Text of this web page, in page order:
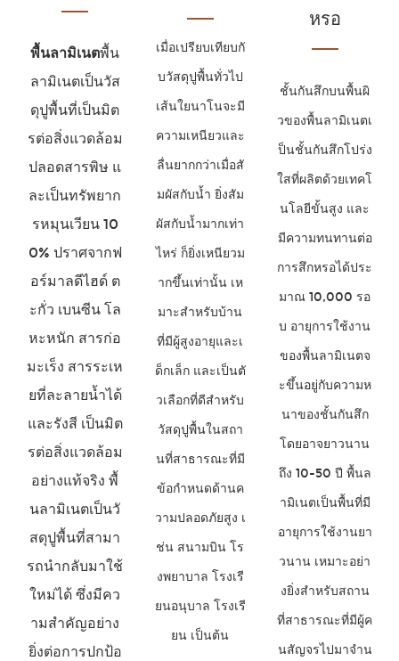
พื้นลามิเนตพื้น
ลามิเนตเป็นวัส
ดุปูพื้นที่เป็นมิต
รต่อสิ่งแวดล้อม
ปลอดสารพิษ แ
ละเป็นทรัพยาก
รหมุนเวียน 10
0% ปราศจากฟ
อร์มาลดีไฮด์ ต
ะกั่ว เบนซีน โล
หะหนัก สารก่อ
มะเร็ง สารระเห
ยที่ละลายน้ำได้
และรังสี เป็นมิต
รต่อสิ่งแวดล้อม
อย่างแท้จริง พื้
นลามิเนตเป็นวั
สดุปูพื้นที่สามา
รถนำกลับมาใช้
ใหม่ได้ ซึ่งมีคว
ามสำคัญอย่าง
ยิ่งต่อการปกป้อ
เมื่อเปรียบเทียบกั
บวัสดุปูพื้นทั่วไป
เส้นใยนาโนจะมี
ความเหนียวและ
ลื่นยากกว่าเมื่อสั
มผัสกับน้ำ ยิ่งสัม
ผัสกับน้ำมากเท่า
ไหร่ ก็ยิ่งเหนียวม
ากขึ้นเท่านั้น เห
มาะสำหรับบ้าน
ที่มีผู้สูงอายุและเ
ด็กเล็ก และเป็นตั
วเลือกที่ดีสำหรับ
วัสดุปูพื้นในสถา
นที่สาธารณะที่มี
ข้อกำหนดด้านค
วามปลอดภัยสูง เ
ช่น สนามบิน โร
งพยาบาล โรงเรี
ยนอนุบาล โรงเรี
ยน เป็นต้น
หรอ
ชั้นกันสึกบนพื้นผิ
วของพื้นลามิเนตเ
ป็นชั้นกันสึกโปร่ง
ใสที่ผลิตด้วยเทคโ
นโลยีขั้นสูง และ
มีความทนทานต่อ
การสึกหรอได้ประ
มาณ 10,000 รอ
บ อายุการใช้งาน
ของพื้นลามิเนตจ
ะขึ้นอยู่กับความห
นาของชั้นกันสึก
โดยอาจยาวนาน
ถึง 10-50 ปี พื้นล
ามิเนตเป็นพื้นที่มี
อายุการใช้งานยา
วนาน เหมาะอย่า
งยิ่งสำหรับสถาน
ที่สาธารณะที่มีผู้ค
นสัญจรไปมาจำน